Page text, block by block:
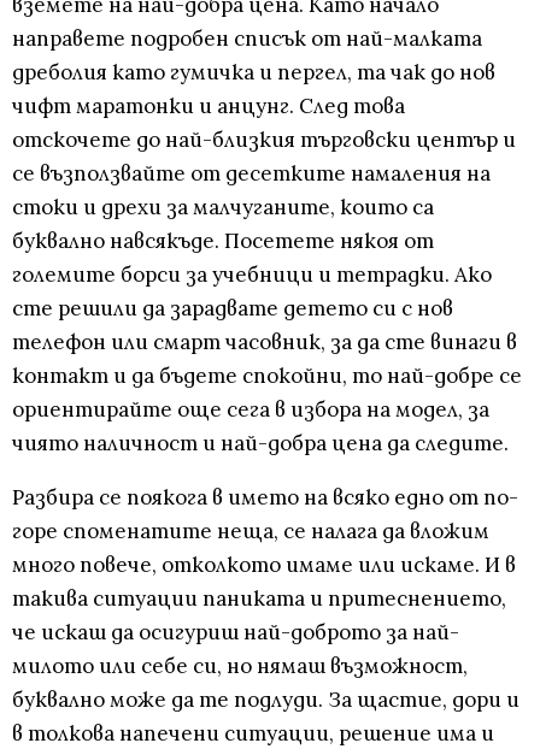
направете подробен списък от най-малката
дреболия като гумичка и пергел, та чак до нов
чифт маратонки и анцунг. След това
отскочете до най-близкия търговски център и
се възползвайте от десетките намаления на
стоки и дрехи за малчуганите, които са
буквално навсякъде. Посетете някоя от
големите борси за учебници и тетрадки. Ако
сте решили да зарадвате детето си с нов
телефон или смарт часовник, за да сте винаги в
контакт и да бъдете спокойни, то най-добре се
ориентирайте още сега в избора на модел, за
чиято наличност и най-добра цена да следите.
Разбира се поякога в името на всяко едно от по-
горе споменатите неща, се налага да вложим
много повече, отколкото имаме или искаме. И в
такива ситуации паниката и притеснението,
че искаш да осигуриш най-доброто за най-
милото или себе си, но нямаш възможност,
буквално може да те подлуди. За щастие, дори и
в толкова напечени ситуации, решение има и